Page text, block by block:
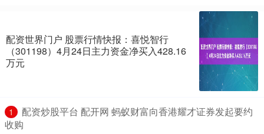
配资世界门户 股票行情快报：喜悦智行
（301198）4月24日主力资金净买入428.16
万元
1
​配资炒股平台 配开网 蚂蚁财富向香港耀才证券发起要约
收购